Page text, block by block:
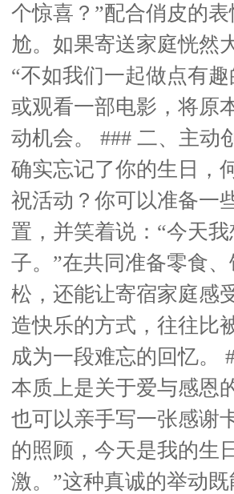
个惊喜？”配合俏皮的
尬。如果寄送家庭恍然
“不如我们一起做点有
或观看一部电影，将原
动机会。 ### 二、主动
确实忘记了你的生日，
祝活动？你可以准备一
置，并笑着说：“今天
子。”在共同准备零食
松，还能让寄宿家庭感
造快乐的方式，往往比
成为一段难忘的回忆。
本质上是关于爱与感恩
也可以亲手写一张感谢
的照顾，今天是我的生
激。”这种真诚的举动